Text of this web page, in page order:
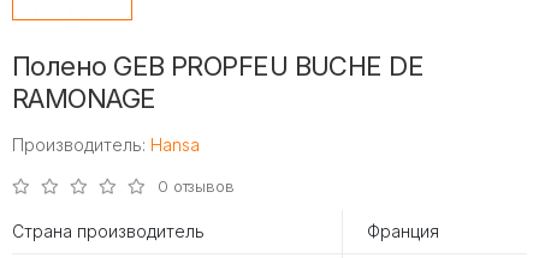
Полено GEB PROPFEU BUCHE DE
RAMONAGE
Производитель: Hansa
0 отзывов
Страна производитель Франция